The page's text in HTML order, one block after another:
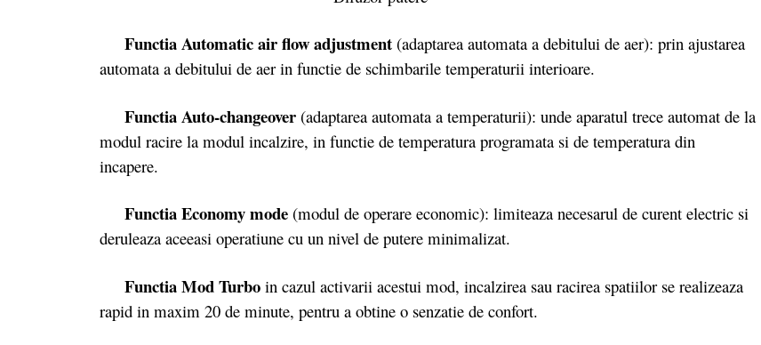
Functia Automatic air flow adjustment (adaptarea automata a debitului de aer): prin ajustarea
automata a debitului de aer in functie de schimbarile temperaturii interioare.
Functia Auto-changeover (adaptarea automata a temperaturii): unde aparatul trece automat de la
modul racire la modul incalzire, in functie de temperatura programata si de temperatura din
incapere.
Functia Economy mode (modul de operare economic): limiteaza necesarul de curent electric si
deruleaza aceeasi operatiune cu un nivel de putere minimalizat.
Functia Mod Turbo in cazul activarii acestui mod, incalzirea sau racirea spatiilor se realizeaza
rapid in maxim 20 de minute, pentru a obtine o senzatie de confort.